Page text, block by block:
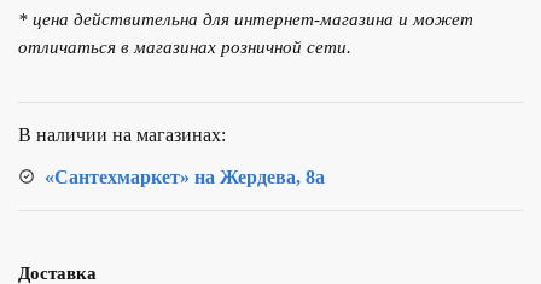
умывальника
LEDEME
* цена действительна для интернет-магазина и может
отличаться в магазинах розничной сети.
В наличии на магазинах:
«Сантехмаркет» на Жердева, 8а
Доставка